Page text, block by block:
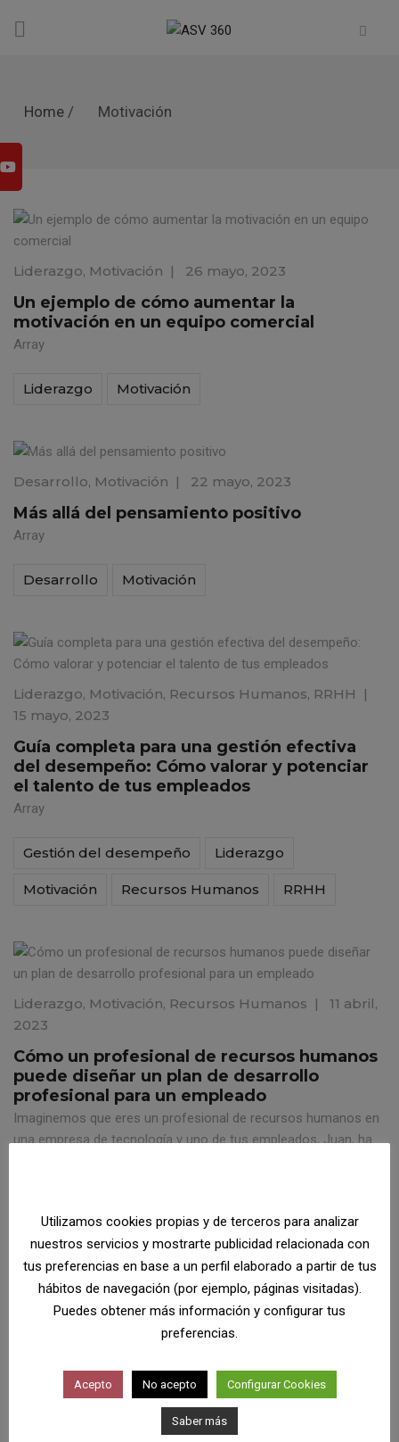
Home / Motivación
Liderazgo, Motivación | 26 mayo, 2023
Un ejemplo de cómo aumentar la
motivación en un equipo comercial
Array
Liderazgo Motivación
Desarrollo, Motivación | 22 mayo, 2023
Más allá del pensamiento positivo
Array
Desarrollo Motivación
Liderazgo, Motivación, Recursos Humanos, RRHH
|
15 mayo, 2023
Guía completa para una gestión efectiva
del desempeño: Cómo valorar y potenciar
el talento de tus empleados
Array
Gestión del desempeño Liderazgo
Motivación Recursos Humanos RRHH
Liderazgo, Motivación, Recursos Humanos | 11 abril,
2023
Cómo un profesional de recursos humanos
puede diseñar un plan de desarrollo
profesional para un empleado
Imaginemos que eres un profesional de recursos humanos en
una empresa de tecnología y uno de tus empleados, Juan, ha
Motivación,Recursos Humanos| 9 abril, 2023
Diseño de un plan de desarrollo profesional
En este post, exploraremos estrategias efectivas para el
diseño de un plan de desarrollo profesional para empleados,
que permita a estos avanzar en sus carreras dentro de la
Utilizamos cookies propias y de terceros para analizar
nuestros servicios y mostrarte publicidad relacionada con
tus preferencias en base a un perfil elaborado a partir de tus
hábitos de navegación (por ejemplo, páginas visitadas).
Puedes obtener más información y configurar tus
preferencias.
Acepto No acepto Configurar Cookies
Saber más